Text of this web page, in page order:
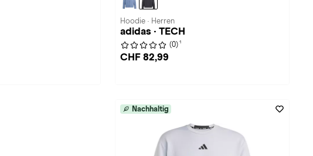
Hoodie · Herren
adidas · TECH
(0) 1
CHF 82,99
Nachhaltig